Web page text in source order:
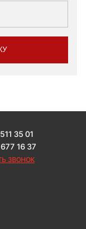
35 01
16 37
ЗВОНОК